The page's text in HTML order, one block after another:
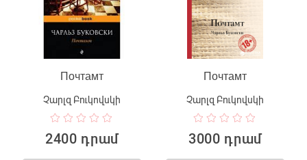
Почтамт
Չարլզ Բուկովսկի
2400 դրամ
Почтамт
Չարլզ Բուկովսկի
3000 դրամ